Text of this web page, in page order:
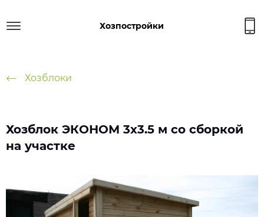
Хозпостройки
Хозблоки
Хозблок ЭКОНОМ 3х3.5 м со сборкой
на участке